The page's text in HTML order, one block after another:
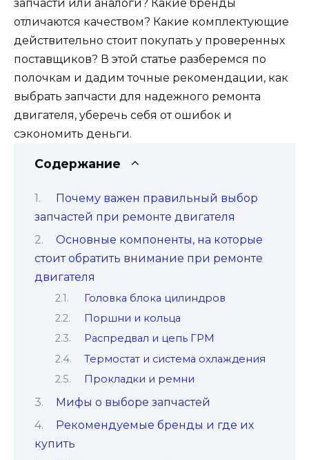
запчасти или аналоги? Какие бренды
отличаются качеством? Какие комплектующие
действительно стоит покупать у проверенных
поставщиков? В этой статье разберемся по
полочкам и дадим точные рекомендации, как
выбрать запчасти для надежного ремонта
двигателя, уберечь себя от ошибок и
сэкономить деньги.
Содержание
Почему важен правильный выбор
запчастей при ремонте двигателя
Основные компоненты, на которые
стоит обратить внимание при ремонте
двигателя
Головка блока цилиндров
Поршни и кольца
Распредвал и цепь ГРМ
Термостат и система охлаждения
Прокладки и ремни
Мифы о выборе запчастей
Рекомендуемые бренды и где их
купить